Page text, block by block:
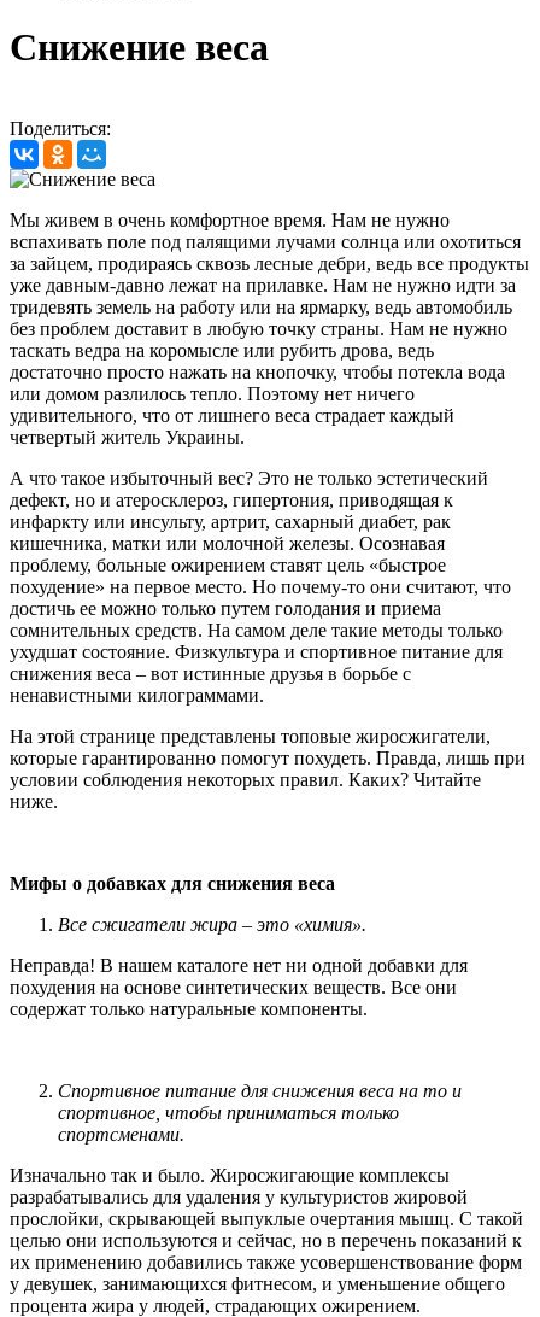
Снижение веса
Поделиться:
Мы живем в очень комфортное время. Нам не нужно
вспахивать поле под палящими лучами солнца или охотиться
за зайцем, продираясь сквозь лесные дебри, ведь все продукты
уже давным-давно лежат на прилавке. Нам не нужно идти за
тридевять земель на работу или на ярмарку, ведь автомобиль
без проблем доставит в любую точку страны. Нам не нужно
таскать ведра на коромысле или рубить дрова, ведь
достаточно просто нажать на кнопочку, чтобы потекла вода
или домом разлилось тепло. Поэтому нет ничего
удивительного, что от лишнего веса страдает каждый
четвертый житель Украины.
А что такое избыточный вес? Это не только эстетический
дефект, но и атеросклероз, гипертония, приводящая к
инфаркту или инсульту, артрит, сахарный диабет, рак
кишечника, матки или молочной железы. Осознавая
проблему, больные ожирением ставят цель «быстрое
похудение» на первое место. Но почему-то они считают, что
достичь ее можно только путем голодания и приема
сомнительных средств. На самом деле такие методы только
ухудшат состояние. Физкультура и спортивное питание для
снижения веса – вот истинные друзья в борьбе с
ненавистными килограммами.
На этой странице представлены топовые жиросжигатели,
которые гарантированно помогут похудеть. Правда, лишь при
условии соблюдения некоторых правил. Каких? Читайте
ниже.
Мифы о добавках для снижения веса
Все сжигатели жира – это «химия».
Неправда! В нашем каталоге нет ни одной добавки для
похудения на основе синтетических веществ. Все они
содержат только натуральные компоненты.
Спортивное питание для снижения веса на то и
спортивное, чтобы приниматься только
спортсменами.
Изначально так и было. Жиросжигающие комплексы
разрабатывались для удаления у культуристов жировой
прослойки, скрывающей выпуклые очертания мышц. С такой
целью они используются и сейчас, но в перечень показаний к
их применению добавились также усовершенствование форм
у девушек, занимающихся фитнесом, и уменьшение общего
процента жира у людей, страдающих ожирением.